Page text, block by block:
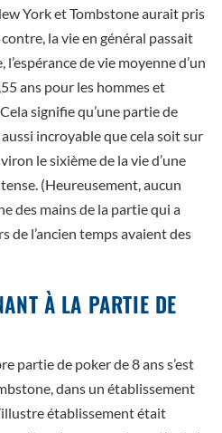
York et Tombstone aurait pris
la vie en général passait
de vie moyenne d’un
ans pour les hommes et
signifie qu’une partie de
incroyable que cela soit sur
le sixième de la vie d’une
(Heureusement, aucun
des mains de la partie qui a
de l’ancien temps avaient des
À LA PARTIE DE
partie de poker de 8 ans s’est
dans un établissement
établissement était